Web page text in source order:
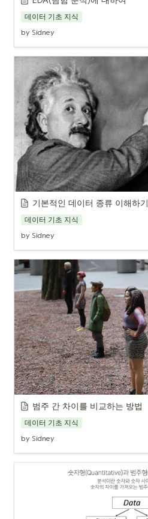
데이터 기초 지식
by Sidney
기본적인 데이터 종류 이해하기
데이터 기초 지식
by Sidney
범주 간 차이를 비교하는 방법
데이터 기초 지식
by Sidney